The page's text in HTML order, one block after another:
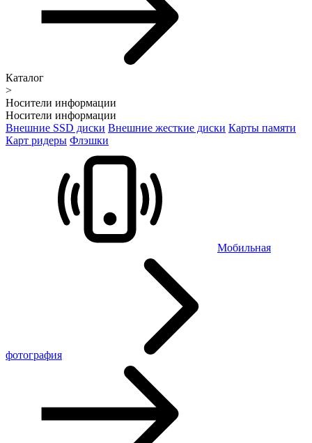
Каталог
>
Носители информации
Носители информации
Внешние SSD диски Внешние жесткие диски Карты памяти
Карт ридеры Флэшки
Мобильная
фотография